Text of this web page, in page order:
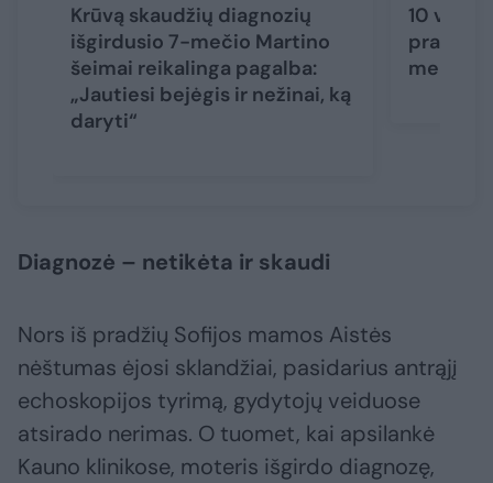
Krūvą skaudžių diagnozių
išgirdusio 7-mečio Martino
šeimai reikalinga pagalba:
„Jautiesi bejėgis ir nežinai, ką
daryti“
10 vaikų
prašo
Diagnozė – netikėta ir skaudi
Nors iš pradžių Sofijos mamos Aistės
nėštumas ėjosi sklandžiai, pasidarius antrąjį
echoskopijos tyrimą, gydytojų veiduose
atsirado nerimas. O tuomet, kai apsilankė
Kauno klinikose, moteris išgirdo diagnozę,